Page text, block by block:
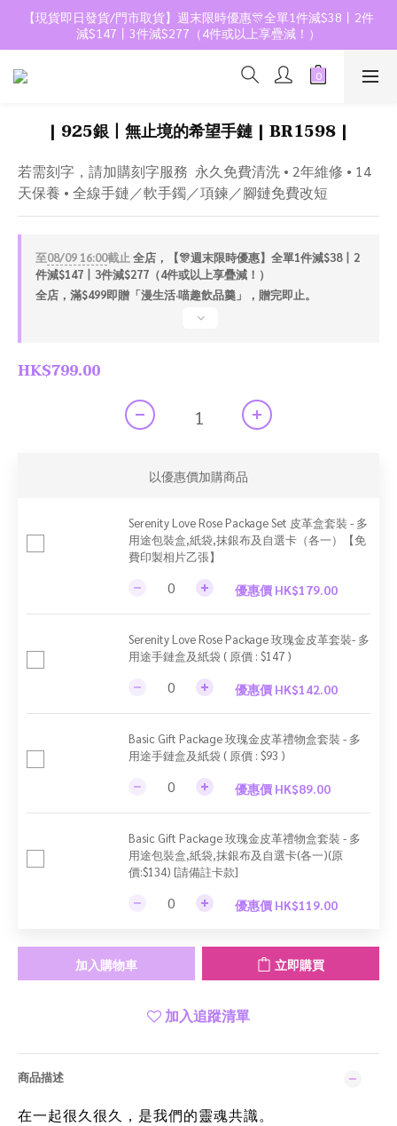
【現貨即日發貨/門市取貨】週末限時優惠🎊全單1件減$38丨2件
減$147丨3件減$277（4件或以上享疊減！）
| 925銀丨無止境的希望手鏈 | BR1598 |
若需刻字，請加購刻字服務  永久免費清洗 • 2年維修 • 14
天保養 • 全線手鏈／軟手鐲／項鍊／腳鏈免費改短
至08/09 16:00截止 全店，【🎊週末限時優惠】全單1件減$38丨2
件減$147丨3件減$277（4件或以上享疊減！）
全店，滿$499即贈「漫生活·喵趣飲品羹」，贈完即止。
HK$799.00
以優惠價加購商品
Serenity Love Rose Package Set 皮革盒套裝 - 多
用途包裝盒,紙袋,抹銀布及自選卡（各一）【免
費印製相片乙張】
優惠價 HK$179.00
Serenity Love Rose Package 玫瑰金皮革套裝- 多
用途手鏈盒及紙袋 ( 原價 : $147 )
優惠價 HK$142.00
Basic Gift Package 玫瑰金皮革禮物盒套裝 - 多
用途手鏈盒及紙袋 ( 原價 : $93 )
優惠價 HK$89.00
Basic Gift Package 玫瑰金皮革禮物盒套裝 - 多
用途包裝盒,紙袋,抹銀布及自選卡(各一)(原
價:$134) [請備註卡款]
優惠價 HK$119.00
加入購物車 立即購買
加入追蹤清單
商品描述
在一起很久很久，是我們的靈魂共識。